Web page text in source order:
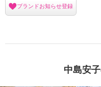
ブランドお知らせ登録
中島安